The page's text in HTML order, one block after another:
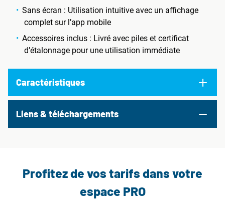
Sans écran : Utilisation intuitive avec un affichage
complet sur l’app mobile
Accessoires inclus : Livré avec piles et certificat
d’étalonnage pour une utilisation immédiate
Caractéristiques
Liens & téléchargements
Profitez de vos tarifs dans votre
espace PRO